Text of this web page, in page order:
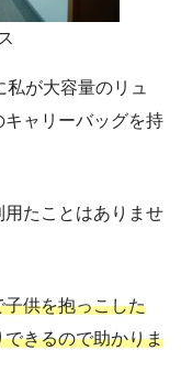
が大容量のリュ
ャリーバッグを持
たことはありませ
供を抱っこした
できるので助かりま